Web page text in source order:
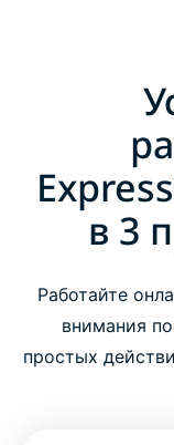
в 3
Работайте
внимания
простых